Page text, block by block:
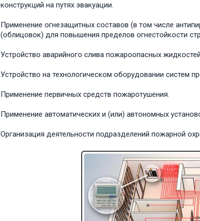
конструкций на путях эвакуации.
Применение огнезащитных составов (в том числе
(облицовок) для повышения пределов огнестойкости
Устройство аварийного слива пожароопасных
Устройство на технологическом оборудовании систем
Применение первичных средств пожаротушения.
Применение автоматических и (или) автономных
Организация деятельности подразделений пожарной